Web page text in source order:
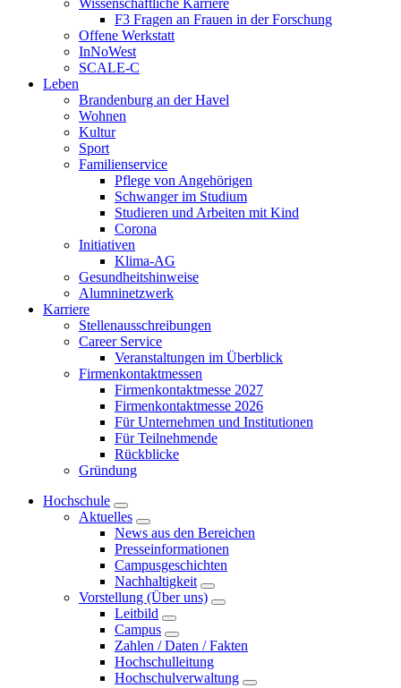
Wissenschaftliche Karriere
F3 Fragen an Frauen in der Forschung
Offene Werkstatt
InNoWest
SCALE-C
Leben
Brandenburg an der Havel
Wohnen
Kultur
Sport
Familienservice
Pflege von Angehörigen
Schwanger im Studium
Studieren und Arbeiten mit Kind
Corona
Initiativen
Klima-AG
Gesundheitshinweise
Alumninetzwerk
Karriere
Stellenausschreibungen
Career Service
Veranstaltungen im Überblick
Firmenkontaktmessen
Firmenkontaktmesse 2027
Firmenkontaktmesse 2026
Für Unternehmen und Institutionen
Für Teilnehmende
Rückblicke
Gründung
Hochschule
Aktuelles
News aus den Bereichen
Presseinformationen
Campusgeschichten
Nachhaltigkeit
Vorstellung (Über uns)
Leitbild
Campus
Zahlen / Daten / Fakten
Hochschulleitung
Hochschulverwaltung